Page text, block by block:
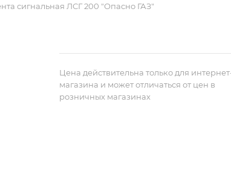
сигнальная ЛСГ 200 "Опасно ГАЗ"
Цена действительна только для
магазина и может отличаться от цен в
розничных магазинах